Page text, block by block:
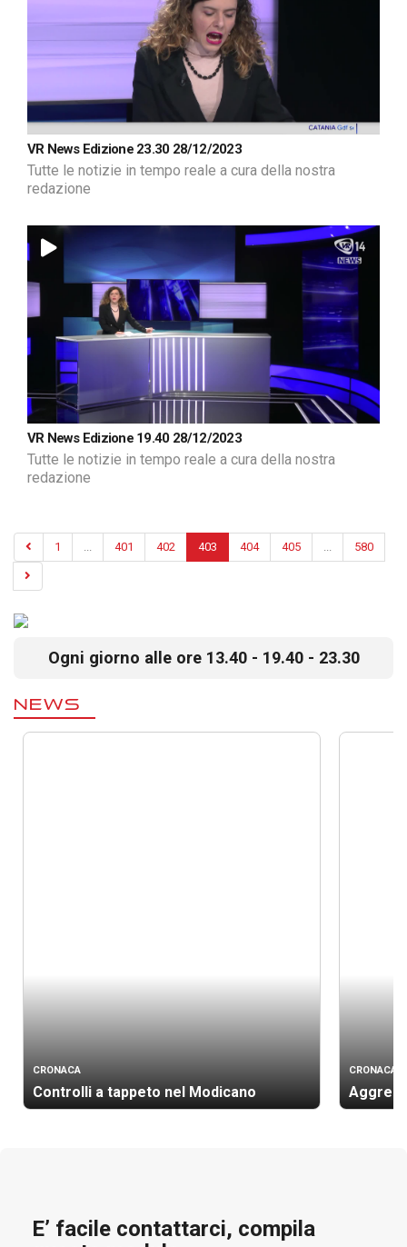
VR News Edizione 23.30 28/12/2023
Tutte le notizie in tempo reale a cura della nostra
redazione
VR News Edizione 19.40 28/12/2023
Tutte le notizie in tempo reale a cura della nostra
redazione
1 401 402 403 404 405 580
Ogni giorno alle ore 13.40 - 19.40 - 23.30
NEWS
CRONACA
Controlli a tappeto nel Modicano
CRONACA
E’ facile contattarci, compila